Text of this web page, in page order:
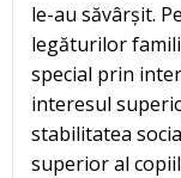
le-au săvârșit.
legăturilor
special prin
interesul
stabilitatea
superior al